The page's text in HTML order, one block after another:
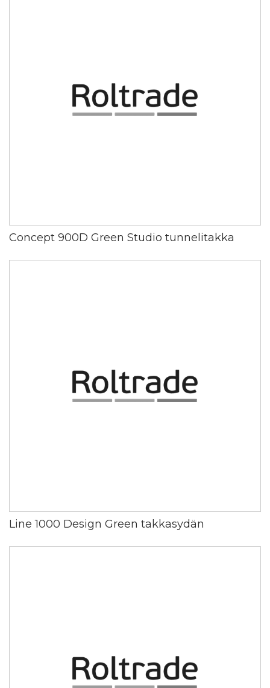
Concept 900D Green Studio tunnelitakka
Line 1000 Design Green takkasydän